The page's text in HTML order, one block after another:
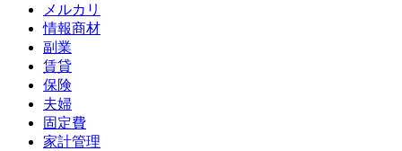
メルカリ
情報商材
副業
賃貸
保険
夫婦
固定費
家計管理